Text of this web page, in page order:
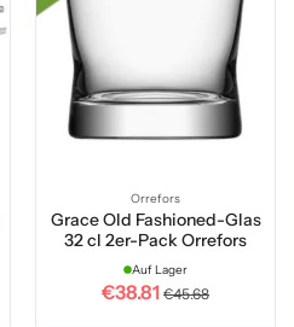
Orrefors
Grace Old Fashioned-Glas
32 cl 2er-Pack Orrefors
Auf Lager
€38.81 €45.68